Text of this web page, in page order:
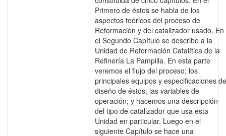
Primero de éstos se habla de los
aspectos teóricos del proceso de
Reformación y del catalizador usado. En
el Segundo Capítulo se describe a la
Unidad de Reformación Catalítica de la
Refinería La Pampilla. En esta parte
veremos el flujo del proceso; los
principales equipos y especificaciones de
diseño de éstos; las variables de
operación; y hacemos una descripción
del tipo de catalizador que usa esta
Unidad en particular. Luego en el
siguiente Capítulo se hace una